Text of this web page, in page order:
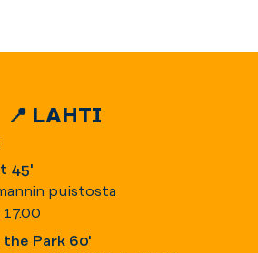
📍 LAHTI
45'
puistosta
the Park 60'